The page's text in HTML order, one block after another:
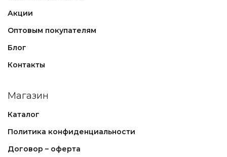
Акции
Оптовым покупателям
Блог
Контакты
Магазин
Каталог
Политика конфиденциальности
Договор – оферта